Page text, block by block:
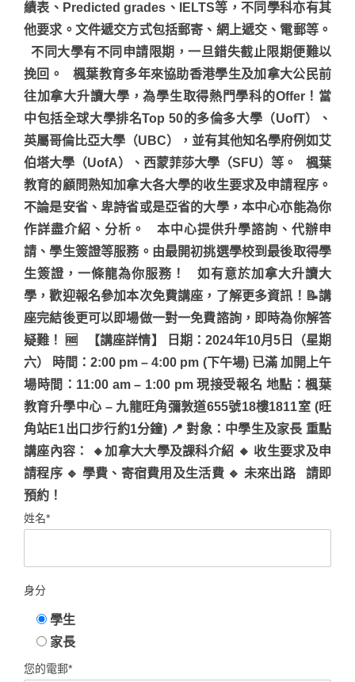
績表、Predicted grades、IELTS等，不同學科亦有其
他要求。文件遞交方式包括郵寄、網上遞交、電郵等。
不同大學有不同申請限期，一旦錯失截止限期便難以
挽回。
楓葉教育多年來協助香港學生及加拿大公民前
往加拿大升讀大學，為學生取得熱門學科的Offer！當
中包括全球大學排名Top 50的多倫多大學（UofT）、
英屬哥倫比亞大學（UBC），並有其他知名學府例如艾
伯塔大學（UofA）、西蒙菲莎大學（SFU）等。 楓葉
教育的顧問熟知加拿大各大學的收生要求及申請程序。
不論是安省、卑詩省或是亞省的大學，本中心亦能為你
作詳盡介紹、分析。 本中心提供升學諮詢、代辦申
請、學生簽證等服務。由最開初挑選學校到最後取得學
生簽證，一條龍為你服務！ 如有意於加拿大升讀大
學，歡迎報名參加本次免費講座，了解更多資訊！📝講
座完結後更可以即場做一對一免費諮詢，即時為你解答
疑難！ 🆓 【講座詳情】 日期：2024年10月5日（星期
六） 時間：2:00 pm – 4:00 pm (下午場) 已滿 加開上午
場時間：11:00 am – 1:00 pm 現接受報名 地點：楓葉
教育升學中心 – 九龍旺角彌敦道655號18樓1811室 (旺
角站E1出口步行約1分鐘) 📍 對象：中學生及家長 重點
講座內容： 🔸加拿大大學及課科介紹 🔸 收生要求及申
請程序 🔹 學費、寄宿費用及生活費 🔹 未來出路 請即
預約！
姓名*
身分
學生
家長
您的電郵*